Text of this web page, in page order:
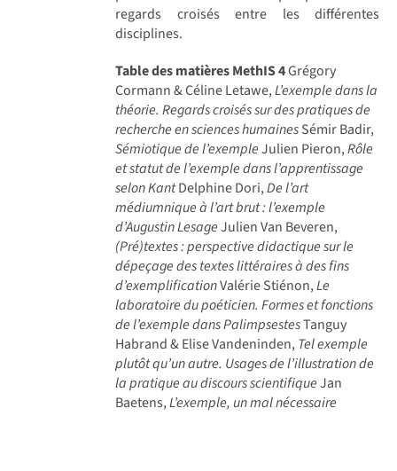
regards croisés entre les différentes
disciplines.
Table des matières MethIS 4Grégory
Cormann & Céline Letawe,L’exemple dans la
théorie. Regards croisés sur des pratiques de
recherche en sciences humainesSémir Badir,
Sémiotique de l’exempleJulien Pieron,Rôle
et statut de l’exemple dans l’apprentissage
selon KantDelphine Dori,De l’art
médiumnique à l’art brut : l’exemple
d’Augustin LesageJulien Van Beveren,
(Pré)textes : perspective didactique sur le
dépeçage des textes littéraires à des fins
d’exemplificationValérie Stiénon,Le
laboratoire du poéticien. Formes et fonctions
de l’exemple dans PalimpsestesTanguy
Habrand & Elise Vandeninden,Tel exemple
plutôt qu’un autre. Usages de l’illustration de
la pratique au discours scientifiqueJan
Baetens,L’exemple, un mal nécessaire